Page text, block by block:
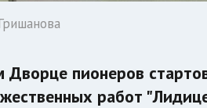
Дворце пионеров
работ